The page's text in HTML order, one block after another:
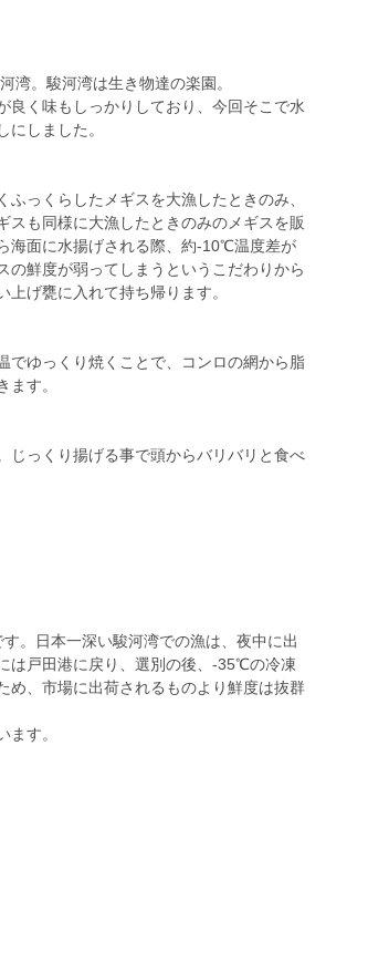
湾。駿河湾は生き物達の楽園。
良く味もしっかりしており、今回そこで水
しました。
っくらしたメギスを大漁したときのみ、
スも同様に大漁したときのみのメギスを販
海面に水揚げされる際、約-10℃温度差が
の鮮度が弱ってしまうというこだわりから
げ甕に入れて持ち帰ります。
でゆっくり焼くことで、コンロの網から脂
す。
じっくり揚げる事で頭からバリバリと食べ
。日本一深い駿河湾での漁は、夜中に出
は戸田港に戻り、選別の後、-35℃の冷凍
め、市場に出荷されるものより鮮度は抜群
す。